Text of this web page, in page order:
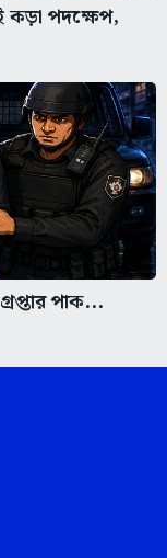
কড়া পদক্ষেপ,
পাক...